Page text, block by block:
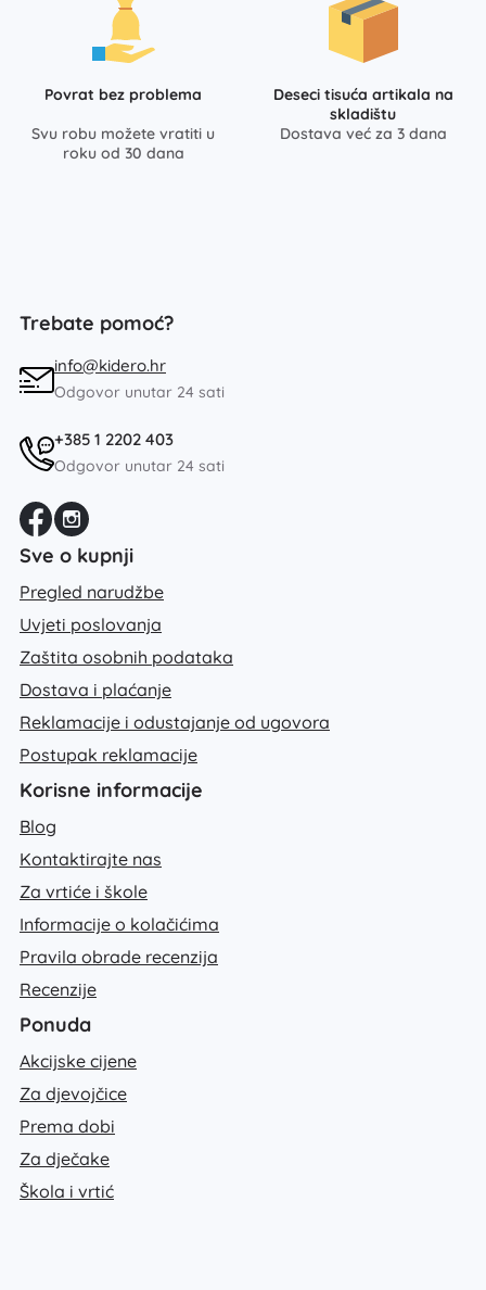
Povrat bez problema
Svu robu možete vratiti u
roku od 30 dana
Deseci tisuća artikala na
skladištu
Dostava već za 3 dana
Trebate pomoć?
info@kidero.hr
Odgovor unutar 24 sati
+385 1 2202 403
Odgovor unutar 24 sati
Sve o kupnji
Pregled narudžbe
Uvjeti poslovanja
Zaštita osobnih podataka
Dostava i plaćanje
Reklamacije i odustajanje od ugovora
Postupak reklamacije
Korisne informacije
Blog
Kontaktirajte nas
Za vrtiće i škole
Informacije o kolačićima
Pravila obrade recenzija
Recenzije
Ponuda
Akcijske cijene
Za djevojčice
Prema dobi
Za dječake
Škola i vrtić